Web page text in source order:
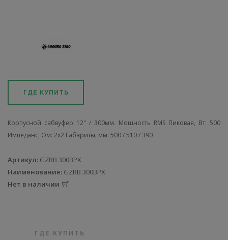
ГДЕ КУПИТЬ
Корпусной сабвуфер 12" / 300мм. Мощность RMS Пиковая, Вт: 500
Импеданс, Ом: 2х2 Габариты, мм: 500 / 510 / 390
Артикул: GZRB 300BPX
Наименование: GZRB 300BPX
Нет в наличии
ГДЕ КУПИТЬ